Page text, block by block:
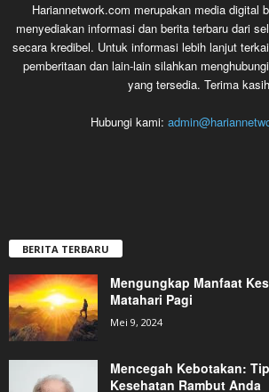
Hariannetwork.com merupakan media digital
menyediakan informasi dan berita terbaru dari
secara kredibel. Untuk informasi lebih lanjut
pemberitaan dan lain-lain silahkan
yang tersedia. Terima kasih
Hubungi kami:
BERITA TERBARU
Mengungkap Manfaat
Matahari Pagi
Mei 9, 2024
Mencegah Kebotakan:
Kesehatan Rambut Anda